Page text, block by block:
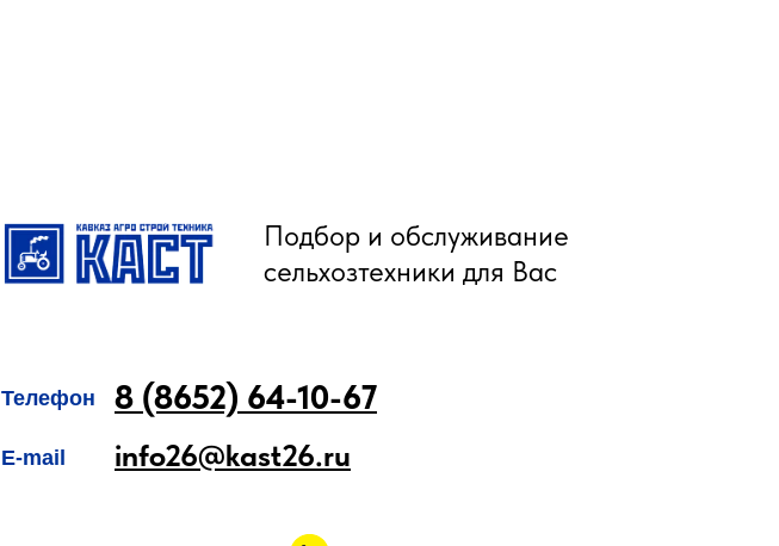
Подбор и обслуживание
сельхозтехники для Вас
8 (8652) 64-10-67
info26@kast26.ru
Телефон
E-mail